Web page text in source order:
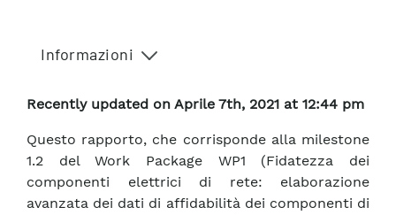
Informazioni
Recently updated on Aprile 7th, 2021 at 12:44 pm
Questo rapporto, che corrisponde alla milestone
1.2 del Work Package WP1 (Fidatezza dei
componenti elettrici di rete: elaborazione
avanzata dei dati di affidabilità dei componenti di